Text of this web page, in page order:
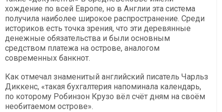
хождение по всей Европе, но в Англии эта система
получила наиболее широкое распространение. Среди
историков есть точка зрения, что эти деревянные
денежные обязательства и были основным
средством платежа на острове, аналогом
современных банкнот.
Как отмечал знаменитый английский писатель Чарльз
Диккенс, «такая бухгалтерия напоминала календарь,
по которому Робинзон Крузо вёл счёт дням на своём
необитаемом острове».